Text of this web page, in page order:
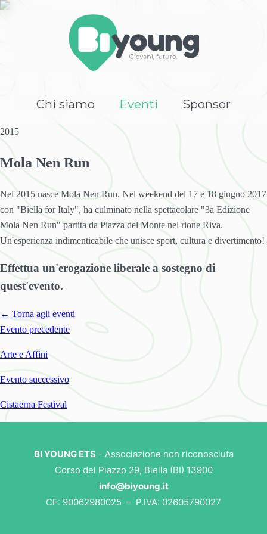
Chi siamo Eventi Sponsor
2015
Mola Nen Run
Nel 2015 nasce Mola Nen Run. Nel weekend del 17 e 18 giugno 2017
con "Biella for Italy", ha culminato nella spettacolare "3a Edizione
Mola Nen Run" partita da Piazza del Monte nel rione Riva.
Un'esperienza indimenticabile che unisce sport, cultura e divertimento!
Effettua un'erogazione liberale a sostegno di
quest'evento.
← Torna agli eventi
Evento precedente
Arte e Affini
Evento successivo
Cistaerna Festival
BI YOUNG ETS- Associazione non riconosciuta
Corso del Piazzo 29, Biella (BI) 13900
info@biyoung.it
CF: 90062980025 – P.IVA: 02605790027